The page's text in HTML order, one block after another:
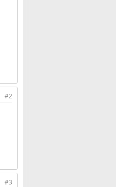
#2
#3